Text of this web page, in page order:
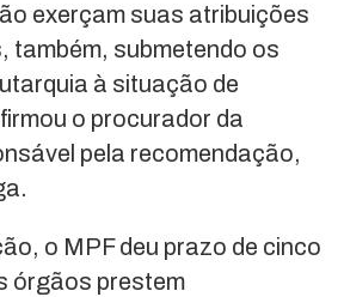
exerçam suas atribuições
também, submetendo os
à situação de
o procurador da
pela recomendação,
o MPF deu prazo de cinco
órgãos prestem